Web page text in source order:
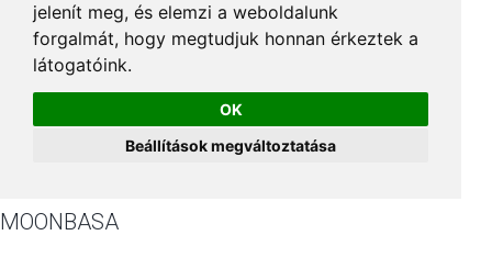
jelenít meg, és elemzi a weboldalunk
forgalmát, hogy megtudjuk honnan érkeztek a
látogatóink.
OK
Beállítások megváltoztatása
MOONBASA